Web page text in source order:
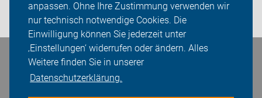
anpassen. Ohne Ihre Zustimmung verwenden wir
nur technisch notwendige Cookies. Die
Einwilligung können Sie jederzeit unter
‚Einstellungen‘ widerrufen oder ändern. Alles
Weitere finden Sie in unserer
Datenschutzerklärung.
Login
Bleiben Sie in Kontakt